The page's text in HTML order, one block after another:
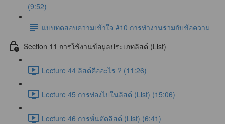
(9:52)
แบบทดสอบความเข้าใจ #10 การทำงานร่วมกับข้อความ
Section 11 การใช้งานข้อมูลประเภทลิสต์ (List)
Lecture 44 ลิสต์คืออะไร ? (11:26)
Lecture 45 การท่องไปในลิสต์ (List) (15:06)
Lecture 46 การหั่นตัดลิสต์ (List) (6:41)